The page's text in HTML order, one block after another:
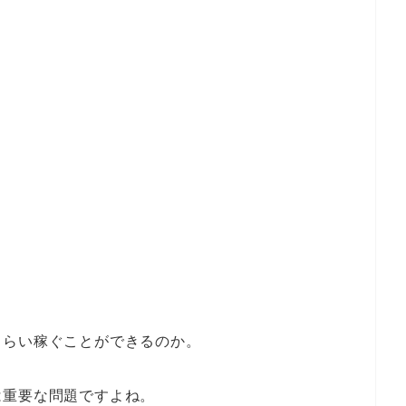
い稼ぐことができるのか。
要な問題ですよね。